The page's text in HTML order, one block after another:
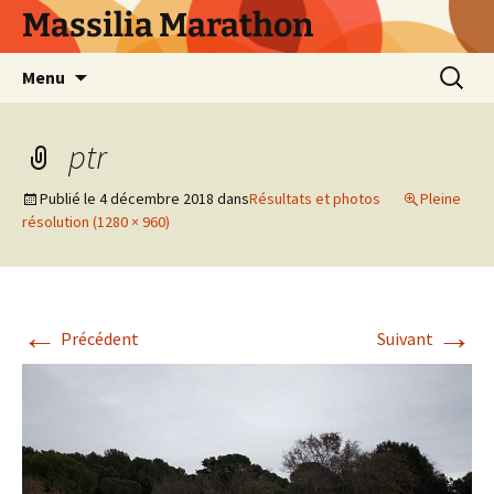
AllerMassilia Marathon
Menu
ptr
Publié le 4 décembre 2018 dansRésultats et photos
Pleine
résolution (1280 × 960)
← Précédent Suivant →